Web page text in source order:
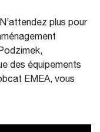
plus pour
des équipements
EMEA, vous